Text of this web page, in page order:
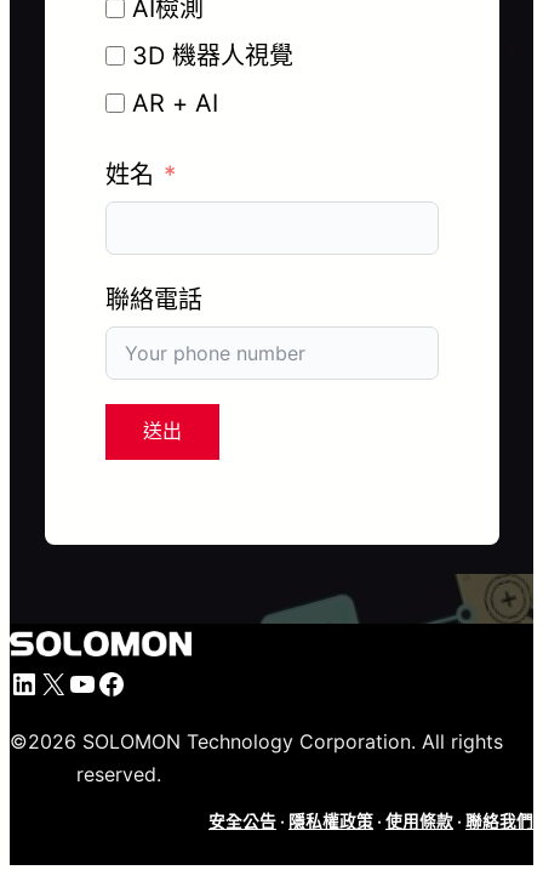
AI檢測
3D 機器人視覺
AR + AI
姓名
聯絡電話
送出
LinkedIn
X YouTube
Facebook
©2026 SOLOMON Technology Corporation. All rights
reserved.
安全公告 · 隱私權政策 · 使用條款 · 聯絡我們